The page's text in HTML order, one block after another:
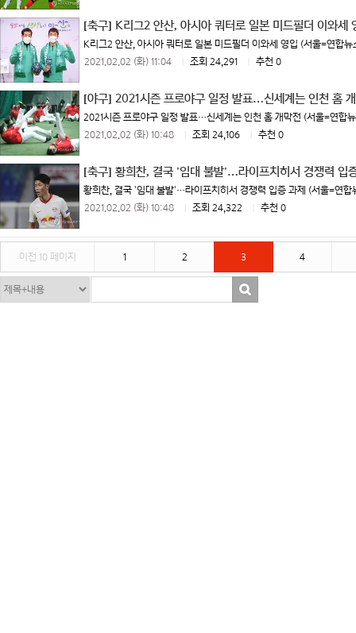
[축구] K리그2 안산, 아시아 쿼터로 일본 미드필더 이와세
K리그2 안산, 아시아 쿼터로 일본 미드필더 이와세 영입 (서울=연합
2021.02.02 (화) 11:04
조회 24,291 추천 0
[야구] 2021시즌 프로야구 일정 발표…신세계는 인천 홈
2021시즌 프로야구 일정 발표…신세계는 인천 홈 개막전 (서울=연합
2021.02.02 (화) 10:48
조회 24,106 추천 0
[축구] 황희찬, 결국 '임대 불발'…라이프치히서 경쟁력 입
황희찬, 결국 '임대 불발'…라이프치히서 경쟁력 입증 과제 (서울=연
2021.02.02 (화) 10:48
조회 24,322 추천 0
이전 10 페이지 1 2 3 4